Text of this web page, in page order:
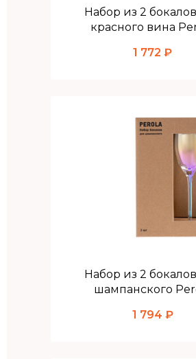
Набор из 2
красного вина
1 772 ₽
Набор из 2
шампанского
1 794 ₽